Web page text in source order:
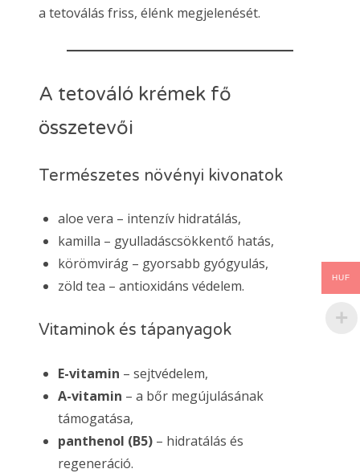
a tetoválás friss, élénk megjelenését.
A tetováló krémek fő
összetevői
Természetes növényi kivonatok
aloe vera – intenzív hidratálás,
kamilla – gyulladáscsökkentő hatás,
körömvirág – gyorsabb gyógyulás,
zöld tea – antioxidáns védelem.
Vitaminok és tápanyagok
E-vitamin – sejtvédelem,
A-vitamin – a bőr megújulásának
támogatása,
panthenol (B5) – hidratálás és
regeneráció.
HUF